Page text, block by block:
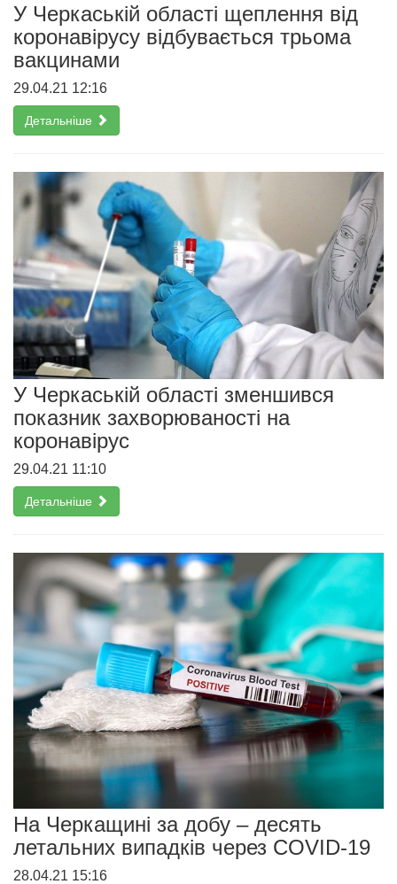
У Черкаській області щеплення від
коронавірусу відбувається трьома
вакцинами
29.04.21 12:16
Детальніше
У Черкаській області зменшився
показник захворюваності на
коронавірус
29.04.21 11:10
Детальніше
На Черкащині за добу – десять
летальних випадків через COVID-19
28.04.21 15:16